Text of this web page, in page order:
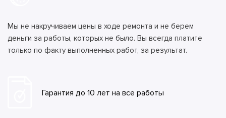
Мы не накручиваем цены в ходе ремонта и не берем
деньги за работы, которых не было. Вы всегда платите
только по факту выполненных работ, за результат.
Гарантия до 10 лет на все работы